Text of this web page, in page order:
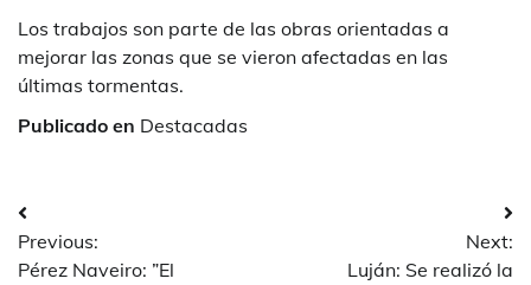
Los trabajos son parte de las obras orientadas a
mejorar las zonas que se vieron afectadas en las
últimas tormentas.
Publicado en Destacadas
Navegación
de
Previous:
Pérez Naveiro: ”El
Next:
Luján: Se realizó la